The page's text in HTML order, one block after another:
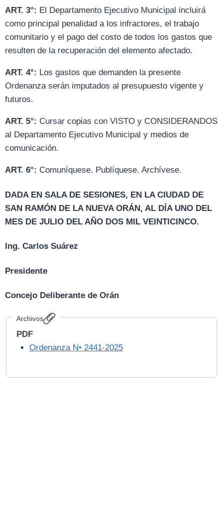
ART. 3°: El Departamento Ejecutivo Municipal incluirá
como principal penalidad a los infractores, el trabajo
comunitario y el pago del costo de todos los gastos que
resulten de la recuperación del elemento afectado.
ART. 4°: Los gastos que demanden la presente
Ordenanza serán imputados al presupuesto vigente y
futuros.
ART. 5°: Cursar copias con VISTO y CONSIDERANDOS
al Departamento Ejecutivo Municipal y medios de
comunicación.
ART. 6°: Comuníquese. Publíquese. Archívese.
DADA EN SALA DE SESIONES, EN LA CIUDAD DE
SAN RAMÓN DE LA NUEVA ORÁN, AL DÍA UNO DEL
MES DE JULIO DEL AÑO DOS MIL VEINTICINCO.
Ing. Carlos Suárez
Presidente
Concejo Deliberante de Orán
Archivos
PDF
Ordenanza N• 2441-2025